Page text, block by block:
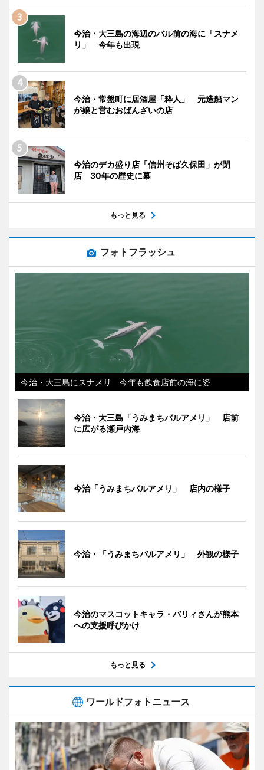
今治・大三島の海辺のバル前の海に「スナメ
リ」 今年も出現
今治・常盤町に居酒屋「粋人」 元造船マン
が娘と営むおばんざいの店
今治のデカ盛り店「信州そば久保田」が閉
店 30年の歴史に幕
もっと見る
フォトフラッシュ
今治・大三島にスナメリ 今年も飲食店前の海に姿
今治・大三島「うみまちバルアメリ」 店前
に広がる瀬戸内海
今治「うみまちバルアメリ」 店内の様子
今治・「うみまちバルアメリ」 外観の様子
今治のマスコットキャラ・バリィさんが熊本
への支援呼びかけ
もっと見る
ワールドフォトニュース